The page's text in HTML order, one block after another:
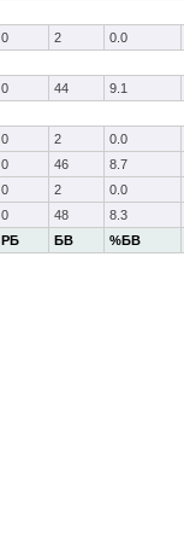
РБ БВ %БВ
0 2 0.0
0 44 9.1
0 2 0.0
0 46 8.7
0 2 0.0
0 48 8.3